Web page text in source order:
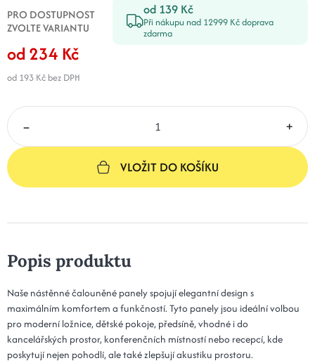
25x50x3 - 02 béžová
Kód: Plot 25x50x3 - 02 béžová
14 dní
30x50x3 - 02 béžová
Kód: Plot 30x50x3 - 02 béžová
Kód: Plot 20x70x3 - 02 béžová
303 Kč
15x70x3 - 02 béžová
30x60x3 - 02 béžová
20x80x3 - 02 béžová
Kód: Plot 20x80x3 - 02 béžová
14 dní
PRO DOSTUPNOST
ZVOLTE VARIANTU
od 139 Kč
Při nákupu nad 12999 Kč doprava
zdarma
od 234 Kč
od 193 Kč bez DPH
– +
VLOŽIT DO KOŠÍKU
Popis produktu
Naše nástěnné čalouněné panely spojují elegantní design s
maximálním komfortem a funkčností. Tyto panely jsou ideální volbou
pro moderní ložnice, dětské pokoje, předsíně, vhodné i do
kancelářských prostor, konferenčních místností nebo recepcí, kde
poskytují nejen pohodlí, ale také zlepšují akustiku prostoru.